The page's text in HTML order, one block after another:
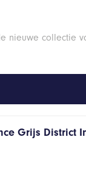
nieuwe collectie
Grijs District